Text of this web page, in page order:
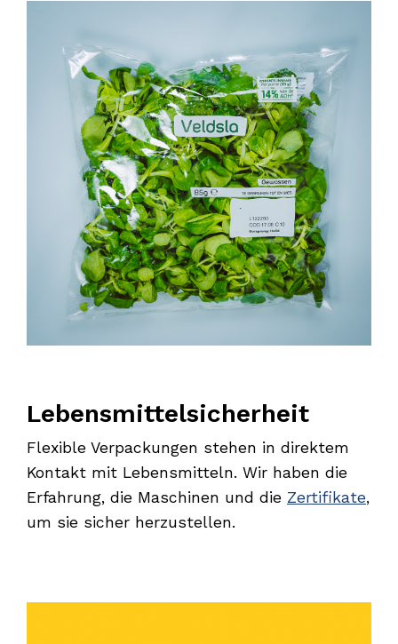
Lebensmittelsicherheit
Flexible Verpackungen stehen in direktem
Kontakt mit Lebensmitteln. Wir haben die
Erfahrung, die Maschinen und die Zertifikate,
um sie sicher herzustellen.